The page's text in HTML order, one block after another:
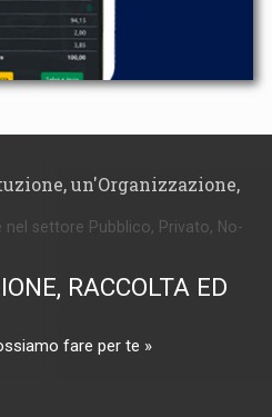
un'Organizzazione,
settore Pubblico, Privato, No-
RACCOLTA ED
fare per te »